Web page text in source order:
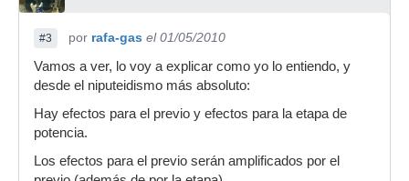
#3 por rafa-gas el 01/05/2010
Vamos a ver, lo voy a explicar como yo lo entiendo, y
desde el niputeidismo más absoluto:
Hay efectos para el previo y efectos para la etapa de
potencia.
Los efectos para el previo serán amplificados por el